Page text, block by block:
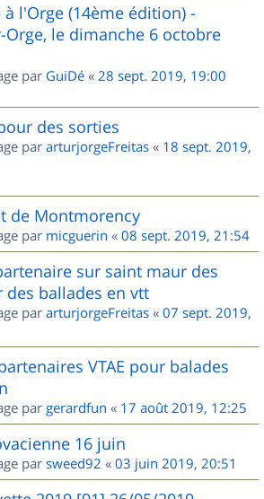
à l'Orge (14ème édition) -
Orge, le dimanche 6 octobre
par GuiDé « 28 sept. 2019, 19:00
des sorties
par arturjorgeFreitas « 18 sept. 2019,
de Montmorency
par micguerin « 08 sept. 2019, 21:54
sur saint maur des
des ballades en vtt
par arturjorgeFreitas « 07 sept. 2019,
VTAE pour balades
par gerardfun « 17 août 2019, 12:25
16 juin
par sweed92 « 03 juin 2019, 20:51